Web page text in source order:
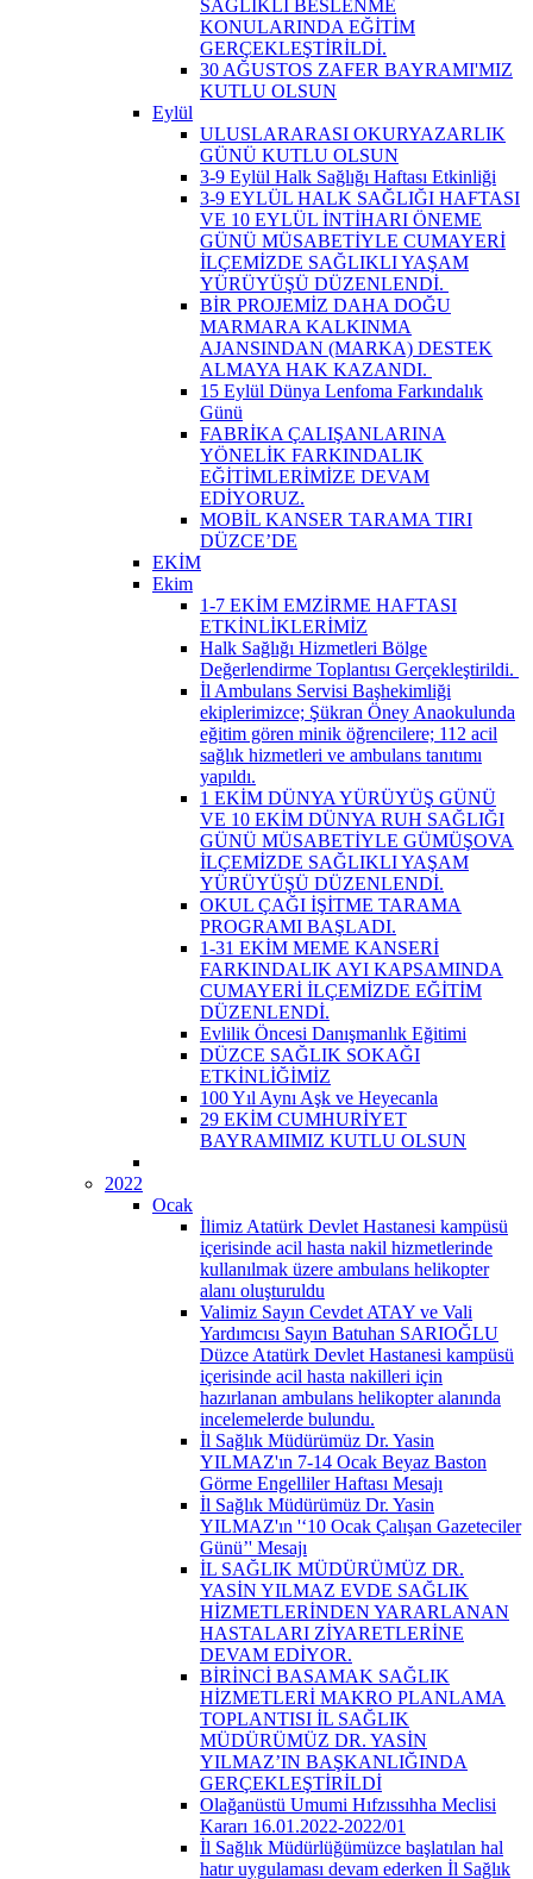
SAĞLIKLI BESLENME
KONULARINDA EĞİTİM
GERÇEKLEŞTİRİLDİ.
30 AĞUSTOS ZAFER BAYRAMI'MIZ
KUTLU OLSUN
Eylül
ULUSLARARASI OKURYAZARLIK
GÜNÜ KUTLU OLSUN
3-9 Eylül Halk Sağlığı Haftası Etkinliği
3-9 EYLÜL HALK SAĞLIĞI HAFTASI
VE 10 EYLÜL İNTİHARI ÖNEME
GÜNÜ MÜSABETİYLE CUMAYERİ
İLÇEMİZDE SAĞLIKLI YAŞAM
YÜRÜYÜŞÜ DÜZENLENDİ. ​
BİR PROJEMİZ DAHA DOĞU
MARMARA KALKINMA
AJANSINDAN (MARKA) DESTEK
ALMAYA HAK KAZANDI. ​
15 Eylül Dünya Lenfoma Farkındalık
Günü
FABRİKA ÇALIŞANLARINA
YÖNELİK FARKINDALIK
EĞİTİMLERİMİZE DEVAM
EDİYORUZ.
MOBİL KANSER TARAMA TIRI
DÜZCE’DE
EKİM
Ekim
1-7 EKİM EMZİRME HAFTASI
ETKİNLİKLERİMİZ
Halk Sağlığı Hizmetleri Bölge
Değerlendirme Toplantısı Gerçekleştirildi. ​
İl Ambulans Servisi Başhekimliği
ekiplerimizce; Şükran Öney Anaokulunda
eğitim gören minik öğrencilere; 112 acil
sağlık hizmetleri ve ambulans tanıtımı
yapıldı.
1 EKİM DÜNYA YÜRÜYÜŞ GÜNÜ
VE 10 EKİM DÜNYA RUH SAĞLIĞI
GÜNÜ MÜSABETİYLE GÜMÜŞOVA
İLÇEMİZDE SAĞLIKLI YAŞAM
YÜRÜYÜŞÜ DÜZENLENDİ.
OKUL ÇAĞI İŞİTME TARAMA
PROGRAMI BAŞLADI.
1-31 EKİM MEME KANSERİ
FARKINDALIK AYI KAPSAMINDA
CUMAYERİ İLÇEMİZDE EĞİTİM
DÜZENLENDİ.
Evlilik Öncesi Danışmanlık Eğitimi
DÜZCE SAĞLIK SOKAĞI
ETKİNLİĞİMİZ
100 Yıl Aynı Aşk ve Heyecanla
29 EKİM CUMHURİYET
BAYRAMIMIZ KUTLU OLSUN
2022
Ocak
İlimiz Atatürk Devlet Hastanesi kampüsü
içerisinde acil hasta nakil hizmetlerinde
kullanılmak üzere ambulans helikopter
alanı oluşturuldu
Valimiz Sayın Cevdet ATAY ve Vali
Yardımcısı Sayın Batuhan SARIOĞLU
Düzce Atatürk Devlet Hastanesi kampüsü
içerisinde acil hasta nakilleri için
hazırlanan ambulans helikopter alanında
incelemelerde bulundu.
İl Sağlık Müdürümüz Dr. Yasin
YILMAZ'ın 7-14 Ocak Beyaz Baston
Görme Engelliler Haftası Mesajı
İl Sağlık Müdürümüz Dr. Yasin
YILMAZ'ın '‘10 Ocak Çalışan Gazeteciler
Günü’' Mesajı
İL SAĞLIK MÜDÜRÜMÜZ DR.
YASİN YILMAZ EVDE SAĞLIK
HİZMETLERİNDEN YARARLANAN
HASTALARI ZİYARETLERİNE
DEVAM EDİYOR.
BİRİNCİ BASAMAK SAĞLIK
HİZMETLERİ MAKRO PLANLAMA
TOPLANTISI İL SAĞLIK
MÜDÜRÜMÜZ DR. YASİN
YILMAZ’IN BAŞKANLIĞINDA
GERÇEKLEŞTİRİLDİ
Olağanüstü Umumi Hıfzıssıhha Meclisi
Kararı 16.01.2022-2022/01
İl Sağlık Müdürlüğümüzce başlatılan hal
hatır uygulaması devam ederken İl Sağlık